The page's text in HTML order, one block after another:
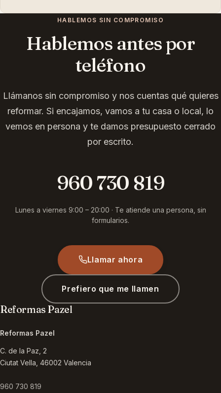
HABLEMOS SIN COMPROMISO
Hablemos antes por
teléfono
Llámanos sin compromiso y nos cuentas qué quieres
reformar. Si encajamos, vamos a tu casa o local, lo
vemos en persona y te damos presupuesto cerrado
por escrito.
960 730 819
Lunes a viernes 9:00 – 20:00 · Te atiende una persona, sin
formularios.
Llamar ahora
Prefiero que me llamen
Reformas Pazel
Reformas Pazel
C. de la Paz, 2
Ciutat Vella 46002 Valencia
960 730 819